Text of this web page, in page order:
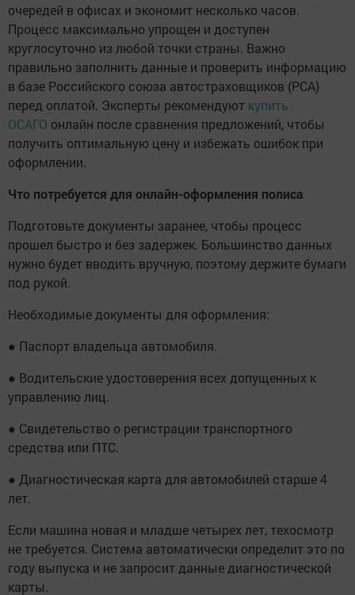
очередей в офисах и экономит несколько часов.
Процесс максимально упрощен и доступен
круглосуточно из любой точки страны. Важно
правильно заполнить данные и проверить информацию
в базе Российского союза автостраховщиков (РСА)
перед оплатой. Эксперты рекомендуют купить
ОСАГО онлайн после сравнения предложений, чтобы
получить оптимальную цену и избежать ошибок при
оформлении.
Что потребуется для онлайн-оформления полиса
Подготовьте документы заранее, чтобы процесс
прошел быстро и без задержек. Большинство данных
нужно будет вводить вручную, поэтому держите бумаги
под рукой.
Необходимые документы для оформления:
● Паспорт владельца автомобиля.
● Водительские удостоверения всех допущенных к
управлению лиц.
● Свидетельство о регистрации транспортного
средства или ПТС.
● Диагностическая карта для автомобилей старше 4
лет.
Если машина новая и младше четырех лет, техосмотр
не требуется. Система автоматически определит это по
году выпуска и не запросит данные диагностической
карты.